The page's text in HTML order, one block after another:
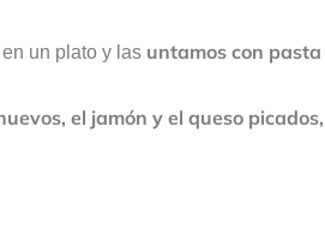
en un plato y las untamos con
el jamón y el queso